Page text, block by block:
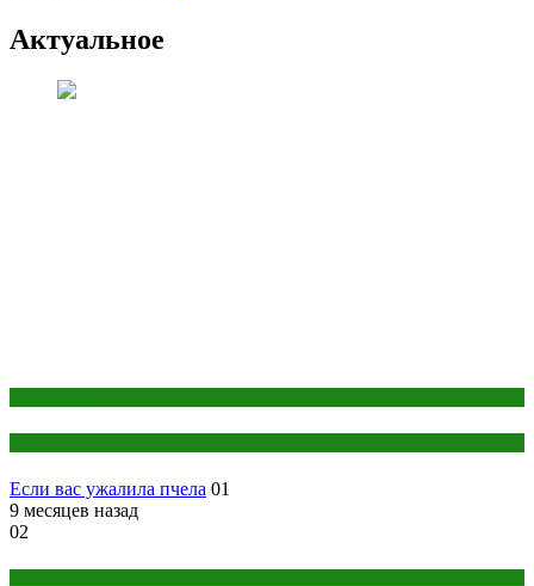
Актуальное
Если вас ужалила пчела 01
9 месяцев назад
02